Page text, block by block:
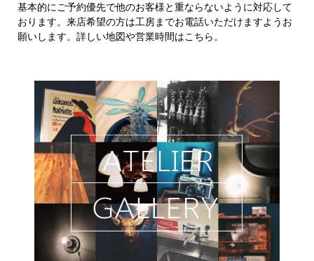
基本的にご予約優先で他のお客様と重ならないように対応して
おります。来店希望の方は工房までお電話いただけますようお
願いします。詳しい地図や営業時間はこちら。